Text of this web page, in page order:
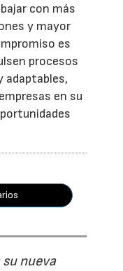
con más
y mayor
es
procesos
adaptables,
en su
nueva